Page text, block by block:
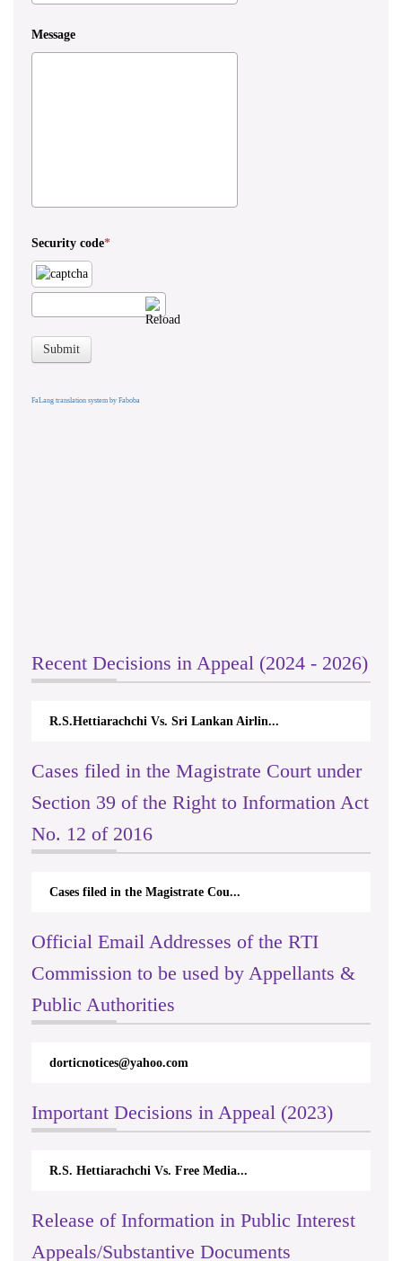
Message
Security code
Submit
FaLang translation system by Faboba
Recent Decisions in Appeal (2024 - 2026)
R.S.Hettiarachchi Vs. Sri Lankan Airlin...
Cases filed in the Magistrate Court under
Section 39 of the Right to Information Act
No. 12 of 2016
Cases filed in the Magistrate Cou...
Official Email Addresses of the RTI
Commission to be used by Appellants &
Public Authorities
dorticnotices@yahoo.com
Important Decisions in Appeal (2023)
R.S. Hettiarachchi Vs. Free Media...
Release of Information in Public Interest
Appeals/Substantive Documents